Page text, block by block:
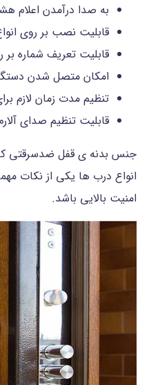
به صدا درآمدن اعلام
قابلیت نصب بر روی
قابلیت تعریف شماره
امکان متصل شدن
تنظیم مدت زمان لازم
قابلیت تنظیم صدای
جنس بدنه ی قفل ضدسرقتی که
انواع درب ها یکی از نکات
امنیت بالایی باشد.